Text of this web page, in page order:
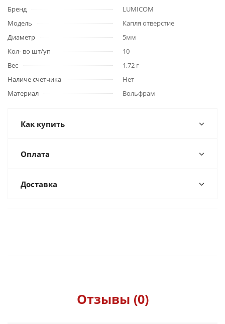
Бренд
LUMICOM
Модель
Капля отверстие
Диаметр
5мм
Кол- во шт/уп
10
Вес
1,72 г
Наличе счетчика
Нет
Материал
Вольфрам
Как купить
Оплата
Доставка
Отзывы (0)